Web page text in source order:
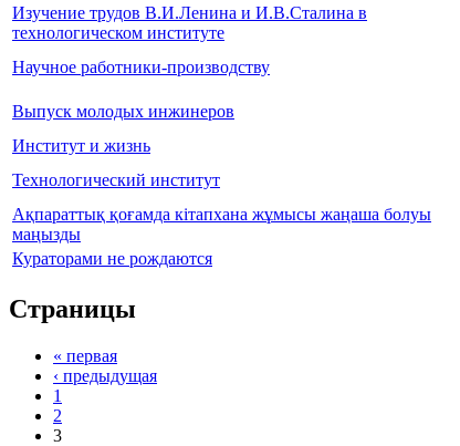
Изучение трудов В.И.Ленина и И.В.Сталина в
технологическом институте
Научное работники-производству
Выпуск молодых инжинеров
Институт и жизнь
Технологический институт
Ақпараттық қоғамда кітапхана жұмысы жаңаша болуы
маңызды
Кураторами не рождаются
Страницы
« первая
‹ предыдущая
1
2
3